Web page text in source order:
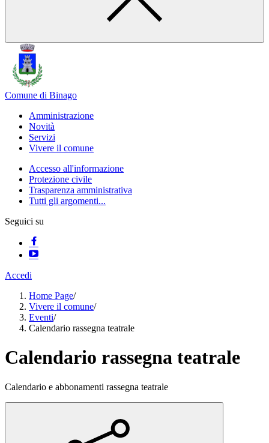
Comune di Binago
Amministrazione
Novità
Servizi
Vivere il comune
Accesso all'informazione
Protezione civile
Trasparenza amministrativa
Tutti gli argomenti...
Seguici su
Accedi
Home Page/
Vivere il comune/
Eventi/
Calendario rassegna teatrale
Calendario rassegna teatrale
Calendario e abbonamenti rassegna teatrale